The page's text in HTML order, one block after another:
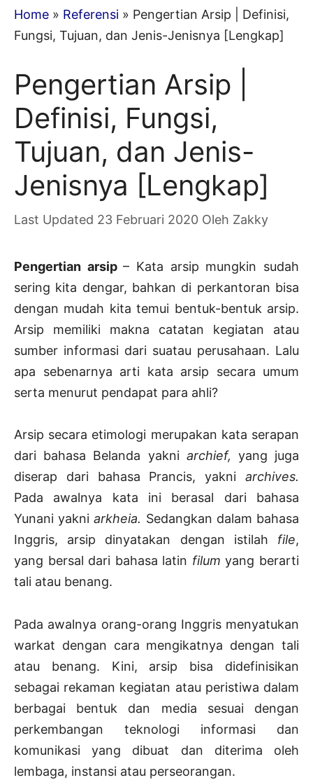
Home » Referensi » Pengertian Arsip | Definisi,
Fungsi, Tujuan, dan Jenis-Jenisnya [Lengkap]
Pengertian Arsip |
Definisi, Fungsi,
Tujuan, dan Jenis-
Jenisnya [Lengkap]
23 Februari 2020 Oleh Zakky
Pengertian arsip– Kata arsip mungkin sudah
sering kita dengar, bahkan di perkantoran bisa
dengan mudah kita temui bentuk-bentuk arsip.
Arsip memiliki makna catatan kegiatan atau
sumber informasi dari suatau perusahaan. Lalu
apa sebenarnya arti kata arsip secara umum
serta menurut pendapat para ahli?
Arsip secara etimologi merupakan kata serapan
dari bahasa Belanda yakni archief, yang juga
diserap dari bahasa Prancis, yakni archives.
Pada awalnya kata ini berasal dari bahasa
Yunani yakniarkheia. Sedangkan dalam bahasa
Inggris, arsip dinyatakan dengan istilah file,
yang bersal dari bahasa latin filum yang berarti
tali atau benang.
Pada awalnya orang-orang Inggris menyatukan
warkat dengan cara mengikatnya dengan tali
atau benang. Kini, arsip bisa didefinisikan
sebagai rekaman kegiatan atau peristiwa dalam
berbagai bentuk dan media sesuai dengan
perkembangan teknologi informasi dan
komunikasi yang dibuat dan diterima oleh
lembaga, instansi atau perseorangan.